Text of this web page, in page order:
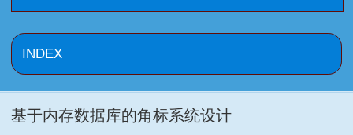
基于内存数据库的角标系统设计